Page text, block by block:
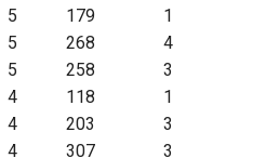
5 179
1
5 268
4
5 258
3
4 118
1
4 203
3
4 307
3